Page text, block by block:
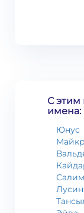
С этим
имена:
Юнус